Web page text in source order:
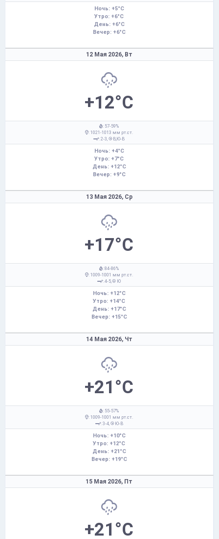
Ночь: +5°C
Утро: +6°C
День: +6°C
Вечер: +6°C
12 Мая 2026, Вт
+12°C
: 57-59%
: 1021-1013 мм рт.ст.
: 2-3,
В,Ю-В
Ночь: +4°C
Утро: +7°C
День: +12°C
Вечер: +9°C
13 Мая 2026, Ср
+17°C
: 84-86%
: 1009-1001 мм рт.ст.
: 4-5,
Ю
Ночь: +12°C
Утро: +14°C
День: +17°C
Вечер: +15°C
14 Мая 2026, Чт
+21°C
: 55-57%
: 1009-1001 мм рт.ст.
: 3-4,
Ю-В
Ночь: +10°C
Утро: +12°C
День: +21°C
Вечер: +19°C
15 Мая 2026, Пт
+21°C